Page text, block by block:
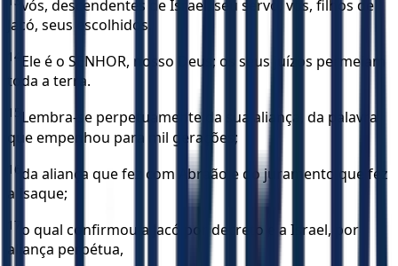
vós, descendentes de Israel, seu servo, vós, filhos de
Jacó, seus escolhidos.
14 Ele é o SENHOR, nosso Deus; os seus juízos permeiam
toda a terra.
15 Lembra-se perpetuamente da sua aliança, da palavra
que empenhou para mil gerações;
16 da aliança que fez com Abraão e do juramento que fez
a Isaque;
17 o qual confirmou a Jacó por decreto e a Israel, por
aliança perpétua,